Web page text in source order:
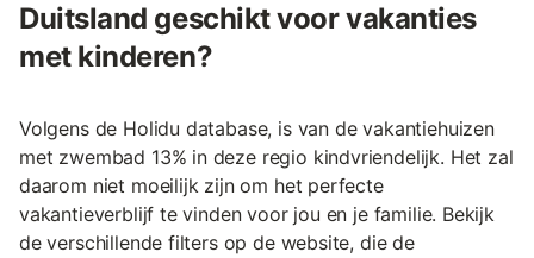
Duitsland geschikt voor vakanties
met kinderen?
Volgens de Holidu database, is van de vakantiehuizen
met zwembad 13% in deze regio kindvriendelijk. Het zal
daarom niet moeilijk zijn om het perfecte
vakantieverblijf te vinden voor jou en je familie. Bekijk
de verschillende filters op de website, die de